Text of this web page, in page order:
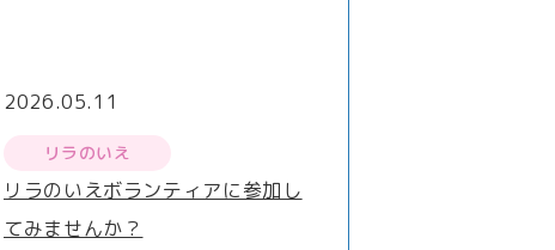
2026.05.11
リラのいえ
リラのいえボランティアに参加し
てみませんか？